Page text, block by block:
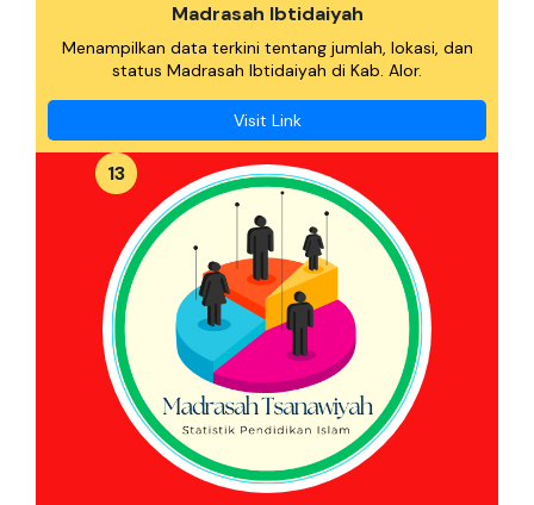
Madrasah Ibtidaiyah
Menampilkan data terkini tentang jumlah, lokasi, dan
status Madrasah Ibtidaiyah di Kab. Alor.
Visit Link
13